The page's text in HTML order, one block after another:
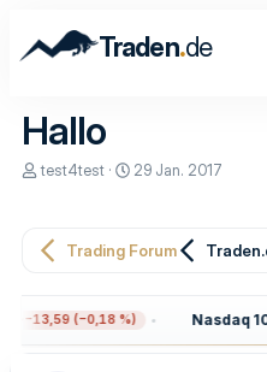
Traden.de
Hallo
E
e
r
test4test
E
e
a
m
29 Jan. 2017
Trading Forum
−13,59 (−0,18 %) Nasdaq